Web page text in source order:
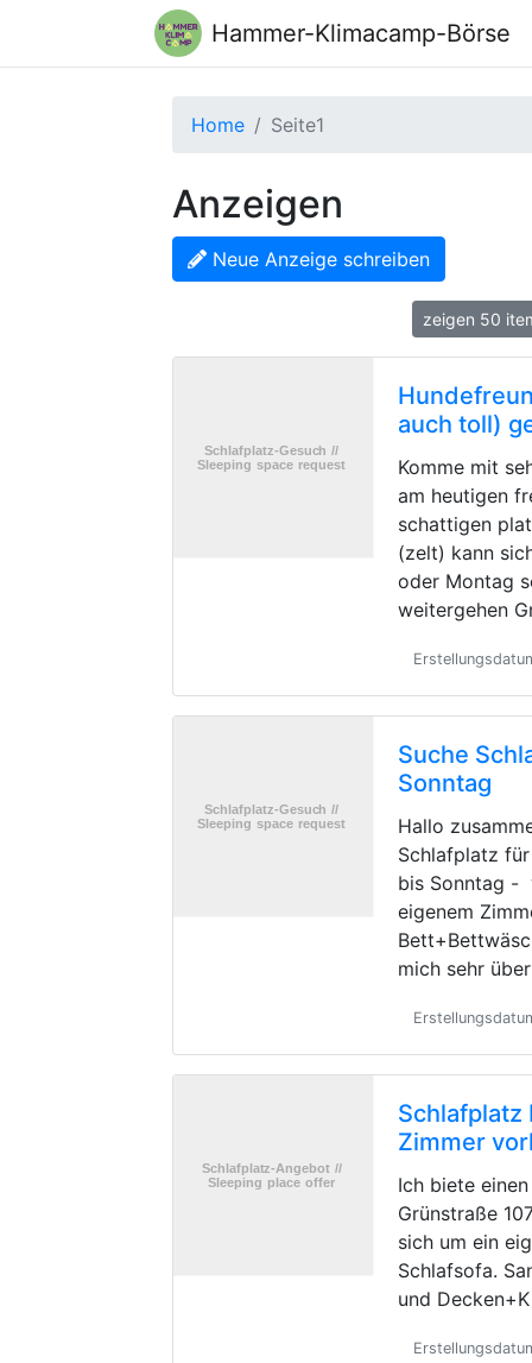
Hammer-Klimacamp-Börse
Home Seite1
Anzeigen
Neue Anzeige schreiben
zeigen 50
auch toll)
Komme mit
am heutigen
schattigen
(zelt) kann
oder Montag
weitergehen
Suche
Sonntag
Hallo
Schlafplatz
bis Sonntag -
eigenem
mich sehr
Schlafplatz
Zimmer
Ich biete
Grünstraße
sich um ein
Schlafsofa.
und